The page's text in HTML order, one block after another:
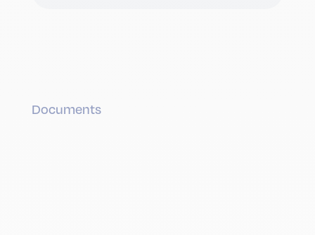
Documents